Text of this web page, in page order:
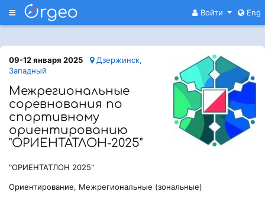
Меню Войти Eng
09-12 января 2025
Дзержинск,
Западный
Межрегиональные
соревнования по
спортивному
ориентированию
"ОРИЕНТАТЛОН-2025"
"ОРИЕНТАТЛОН 2025"
Ориентирование, Межрегиональные (зональные)